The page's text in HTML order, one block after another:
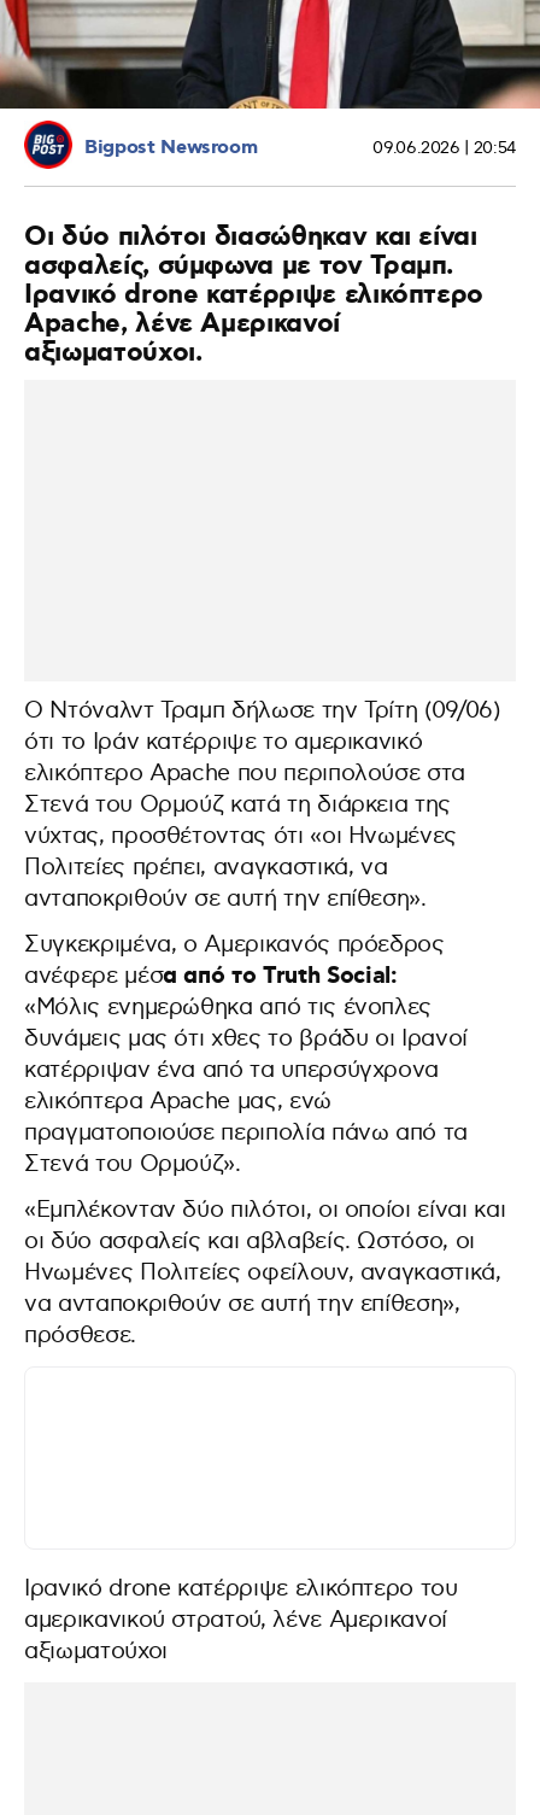
Bigpost Newsroom 09.06.2026 | 20:54
Οι δύο πιλότοι διασώθηκαν και είναι
ασφαλείς, σύμφωνα με τον Τραμπ.
Ιρανικό drone κατέρριψε ελικόπτερο
Apache, λένε Αμερικανοί
αξιωματούχοι.
Ο Ντόναλντ Τραμπ δήλωσε την Τρίτη (09/06)
ότι το Ιράν κατέρριψε το αμερικανικό
ελικόπτερο Apache που περιπολούσε στα
Στενά του Ορμούζ κατά τη διάρκεια της
νύχτας, προσθέτοντας ότι «οι Ηνωμένες
Πολιτείες πρέπει, αναγκαστικά, να
ανταποκριθούν σε αυτή την επίθεση».
Συγκεκριμένα, ο Αμερικανός πρόεδρος
ανέφερε μέσα από το Truth Social:
«Μόλις ενημερώθηκα από τις ένοπλες
δυνάμεις μας ότι χθες το βράδυ οι Ιρανοί
κατέρριψαν ένα από τα υπερσύγχρονα
ελικόπτερα Apache μας, ενώ
πραγματοποιούσε περιπολία πάνω από τα
Στενά του Ορμούζ».
«Εμπλέκονταν δύο πιλότοι, οι οποίοι είναι και
οι δύο ασφαλείς και αβλαβείς. Ωστόσο, οι
Ηνωμένες Πολιτείες οφείλουν, αναγκαστικά,
να ανταποκριθούν σε αυτή την επίθεση»,
πρόσθεσε.
Ιρανικό drone κατέρριψε ελικόπτερο του
αμερικανικού στρατού, λένε Αμερικανοί
αξιωματούχοι